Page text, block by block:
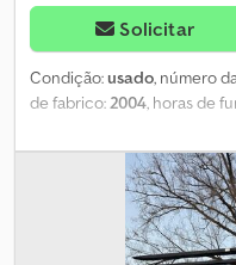
Solicitar
Condição:usado, número
de fabrico:2004, horas de
, altura de
1 000 mm, centro de carga:
largura do suporte de
, dimensão do
do pneu traseiro:23x8,5-12,
, comprimento